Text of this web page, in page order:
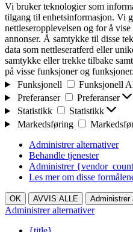
Vi bruker teknologier som
tilgang til enhetsinformasjon. Vi
nettleseropplevelsen og for å
annonser. Å samtykke til disse
data som nettleseratferd eller
samtykke eller trekke tilbake
på visse funksjoner og funksjoner.
Funksjonell
Funksjonell
Preferanser
Preferanser
Statistikk
Statistikk
Markedsføring
Administrer alternativer
Behandle tjenester
Administrer
Les mer om disse
OK AVVIS ALLE Administrer
Administrer alternativer